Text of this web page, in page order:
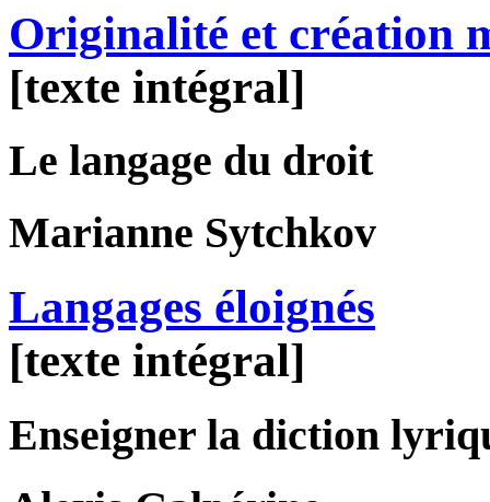
Originalité et création
[texte intégral]
Le langage du droit
Marianne Sytchkov
Langages éloignés
[texte intégral]
Enseigner la diction